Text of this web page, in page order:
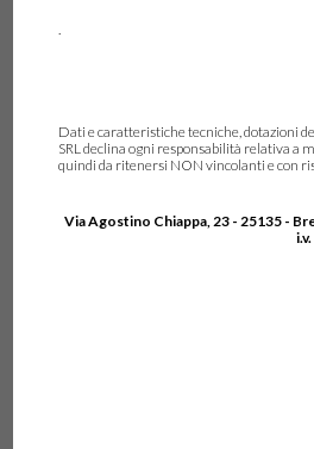
Dati e caratteristiche tecniche, dotazioni
SRL declina ogni responsabilità relativa a
quindi da ritenersi NON vincolanti e con
Via Agostino Chiappa, 23 - 25135 -